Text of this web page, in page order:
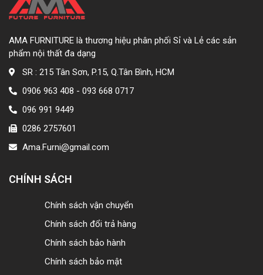
AMA FURNITURE là thương hiệu phân phối Sỉ và Lẻ các sản
phẩm nội thất đa dạng
SR : 215 Tân Sơn, P.15, Q.Tân Bình, HCM
0906 963 408 - 093 668 0717
096 991 9449
0286 2757601
Ama.Furni@gmail.com
CHÍNH SÁCH
Chính sách vận chuyển
Chính sách đổi trả hàng
Chính sách bảo hành
Chính sách bảo mật